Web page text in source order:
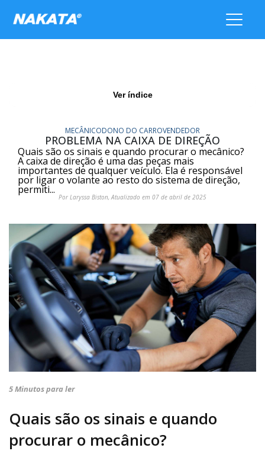
Ver índice
MECÂNICODONO DO CARROVENDEDOR
PROBLEMA NA CAIXA DE DIREÇÃO
Quais são os sinais e quando procurar o mecânico?
A caixa de direção é uma das peças mais
importantes de qualquer veículo. Ela é responsável
por ligar o volante ao resto do sistema de direção,
permiti...
Por Laryssa Biston, Atualizado em 07 de abril de 2025
5 Minutos para ler
Quais são os sinais e quando
procurar o mecânico?